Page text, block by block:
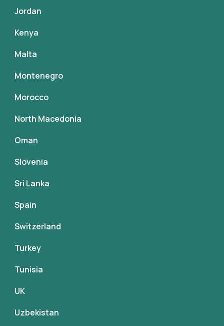
Jordan
Kenya
Malta
Montenegro
Morocco
North Macedonia
Oman
Slovenia
Sri Lanka
Spain
Switzerland
Turkey
Tunisia
UK
Uzbekistan